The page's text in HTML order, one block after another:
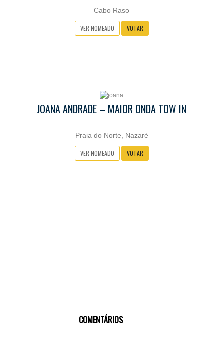
Cabo Raso
VER NOMEADO VOTAR
JOANA ANDRADE – MAIOR ONDA TOW IN
Praia do Norte, Nazaré
VER NOMEADO VOTAR
COMENTÁRIOS